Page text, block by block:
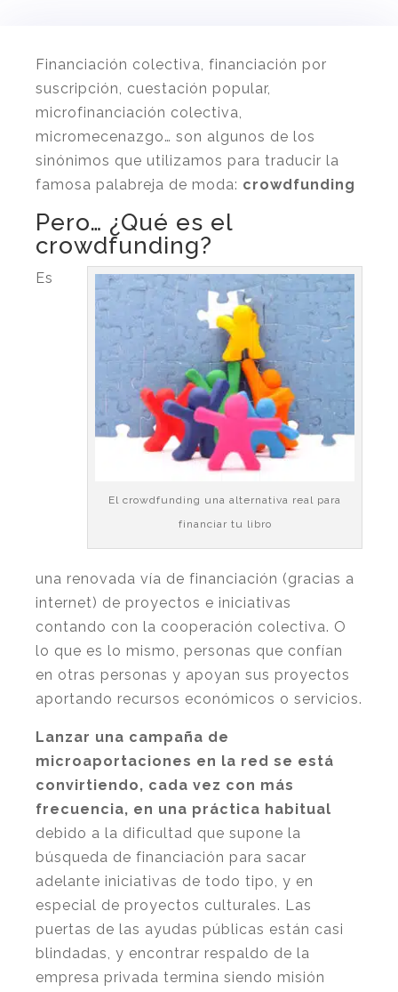
Financiación colectiva, financiación por
suscripción, cuestación popular,
microfinanciación colectiva,
micromecenazgo… son algunos de los
sinónimos que utilizamos para traducir la
famosa palabreja de moda: crowdfunding
Pero… ¿Qué es el
crowdfunding?
El crowdfunding una alternativa real para
financiar tu libro
Es
una renovada vía de financiación (gracias a
internet) de proyectos e iniciativas
contando con la cooperación colectiva. O
lo que es lo mismo, personas que confían
en otras personas y apoyan sus proyectos
aportando recursos económicos o servicios.
Lanzar una campaña de
microaportaciones en la red se está
convirtiendo, cada vez con más
frecuencia, en una práctica habitual
debido a la dificultad que supone la
búsqueda de financiación para sacar
adelante iniciativas de todo tipo, y en
especial de proyectos culturales. Las
puertas de las ayudas públicas están casi
blindadas, y encontrar respaldo de la
empresa privada termina siendo misión